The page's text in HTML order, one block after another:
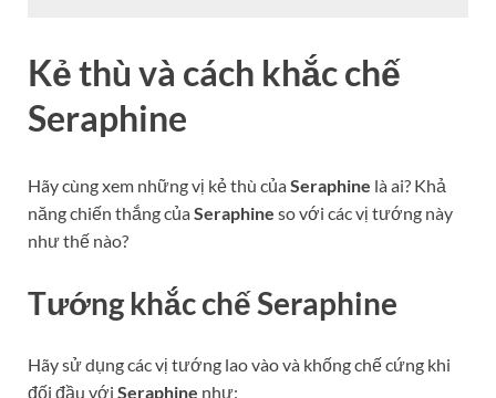
Kẻ thù và cách khắc chế
Seraphine
Hãy cùng xem những vị kẻ thù củaSeraphine là ai? Khả
năng chiến thắng củaSeraphine so với các vị tướng này
như thế nào?
Tướng khắc chếSeraphine
Hãy sử dụng các vị tướng lao vào và khống chế cứng khi
đối đầu với Seraphine như: